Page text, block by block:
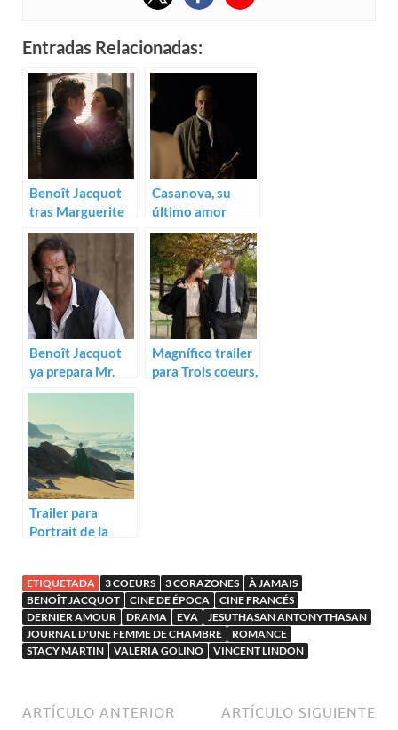
Entradas Relacionadas:
Benoît Jacquot
tras Marguerite
Duras: Trailer de
Suzanna Andler
Casanova, su
último amor
(Benoît Jacquot)
Benoît Jacquot
ya prepara Mr.
Casanova
Magnífico trailer
para Trois coeurs,
Trailer para
Portrait de la
ETIQUETADA 3 COEURS 3 CORAZONES
À JAMAIS
BENOÎT JACQUOT
CINE DE ÉPOCA
CINE FRANCÉS
DERNIER AMOUR
DRAMA EVA
JESUTHASAN ANTONYTHASAN
JOURNAL D'UNE FEMME DE CHAMBRE
ROMANCE
STACY MARTIN
VALERIA GOLINO VINCENT LINDON
ARTÍCULO ANTERIOR ARTÍCULO SIGUIENTE